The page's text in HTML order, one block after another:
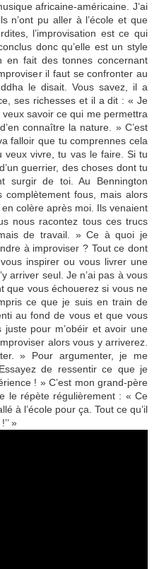
africaine-américaine. J’ai
n’ont pu aller à l’école et que
l’improvisation est ce qui
donc qu’elle est un style
fait des tonnes concernant
il faut se confronter au
le disait. Vous savez, il a
ses richesses et il a dit : « Je
savoir ce qui me permettra
connaître la nature. » C’est
falloir que tu comprennes cela
veux vivre, tu vas le faire. Si tu
guerrier, des choses dont tu
surgir de toi. Au Bennington
complètement fous, mais alors
colère après moi. Ils venaient
nous racontez tous ces trucs
de travail. » Ce à quoi je
à improviser ? Tout ce dont
inspirer ou vous livrer une
arriver seul. Je n’ai pas à vous
que vous échouerez si vous ne
ce que je suis en train de
au fond de vous et que vous
pour m’obéir et avoir une
alors vous y arriverez.
» Pour argumenter, je me
de ressentir ce que je
! » C’est mon grand-père
le répète régulièrement : « Ce
à l’école pour ça. Tout ce qu’il
»